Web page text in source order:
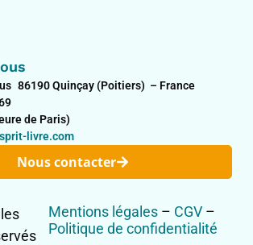
86190 Quinçay (Poitiers) – France
de Paris)
livre.com
Nous contacter
Mentions légales – CGV –
Politique de confidentialité